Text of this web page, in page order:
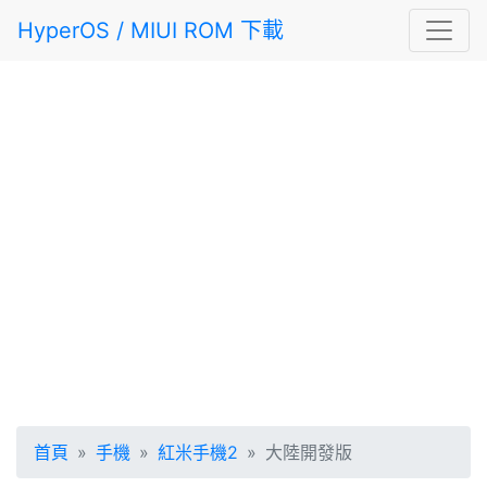
HyperOS / MIUI ROM 下載
首頁 手機 紅米手機2 大陸開發版